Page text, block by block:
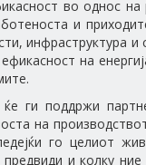
во однос
и
инфраструктура
на
ги поддржи
на
го целиот
и колку